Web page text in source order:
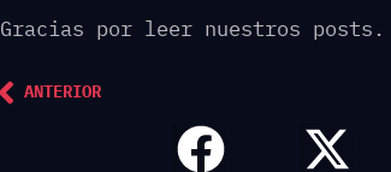
Gracias por leer nuestros posts.
ANTERIOR